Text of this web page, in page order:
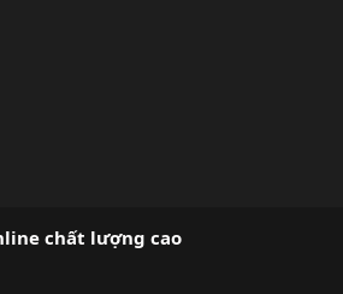
chất lượng cao